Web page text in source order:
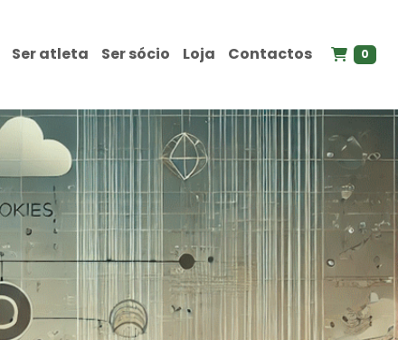
Ser atleta Ser sócio Loja Contactos 0